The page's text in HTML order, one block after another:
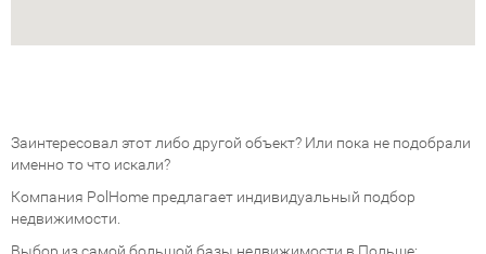
Заинтересовал этот либо другой объект? Или пока не подобрали
именно то что искали?
Компания PolHome предлагает индивидуальный подбор
недвижимости.